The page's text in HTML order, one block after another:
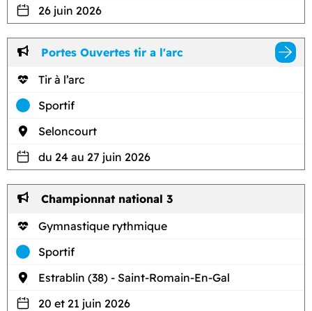
26 juin 2026
Portes Ouvertes tir a l'arc
Tir à l’arc
Sportif
Seloncourt
du 24 au 27 juin 2026
Championnat national 3
Gymnastique rythmique
Sportif
Estrablin (38) - Saint-Romain-En-Gal
20 et 21 juin 2026